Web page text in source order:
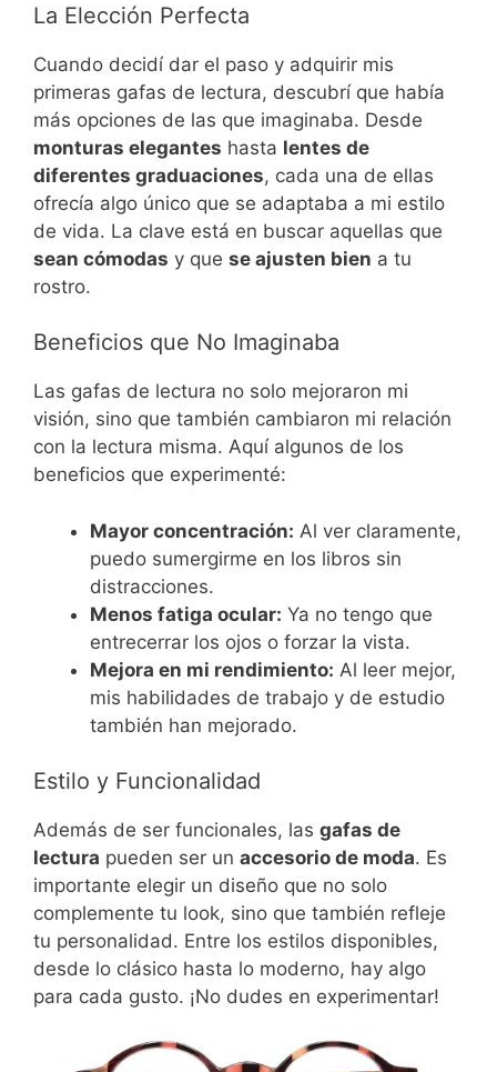
La Elección Perfecta
Cuando decidí dar el paso y adquirir mis
primeras gafas de lectura, descubrí que había
más opciones de las que imaginaba. Desde
monturas elegantes hasta lentes de
diferentes graduaciones, cada una de ellas
ofrecía algo único que se adaptaba a mi estilo
de vida. La clave está en buscar aquellas que
sean cómodas y que se ajusten bien a tu
rostro.
Beneficios que No Imaginaba
Las gafas de lectura no solo mejoraron mi
visión, sino que también cambiaron mi relación
con la lectura misma. Aquí algunos de los
beneficios que experimenté:
Mayor concentración: Al ver claramente,
puedo sumergirme en los libros sin
distracciones.
Menos fatiga ocular: Ya no tengo que
entrecerrar los ojos o forzar la vista.
Mejora en mi rendimiento: Al leer mejor,
mis habilidades de trabajo y de estudio
también han mejorado.
Estilo y Funcionalidad
Además de ser funcionales, las gafas de
lectura pueden ser un accesorio de moda. Es
importante elegir un diseño que no solo
complemente tu look, sino que también refleje
tu personalidad. Entre los estilos disponibles,
desde lo clásico hasta lo moderno, hay algo
para cada gusto. ¡No dudes en experimentar!